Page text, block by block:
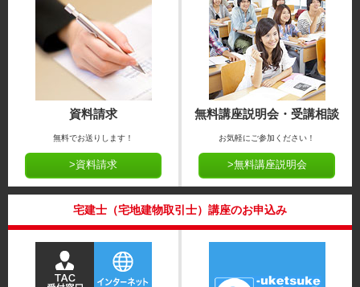
資料請求
無料でお送りします！
>資料請求
無料講座説明会・受講相談
お気軽にご参加ください！
>無料講座説明会
宅建士（宅地建物取引士）講座のお申込み